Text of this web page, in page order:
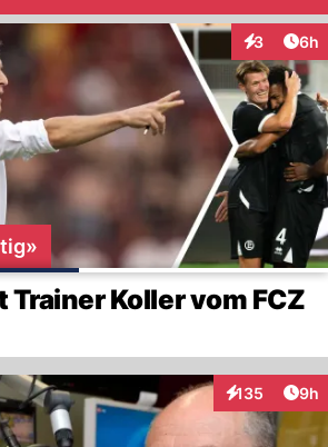
3 6h
Trainer Koller vom FCZ
135
Interaktionen
9h